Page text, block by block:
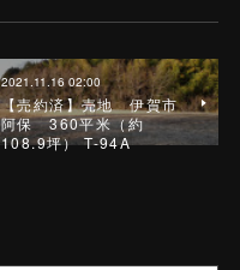
2021.11.16 02:00
【売約済】売地 伊賀市
阿保 360平米（約
108.9坪） T-94A